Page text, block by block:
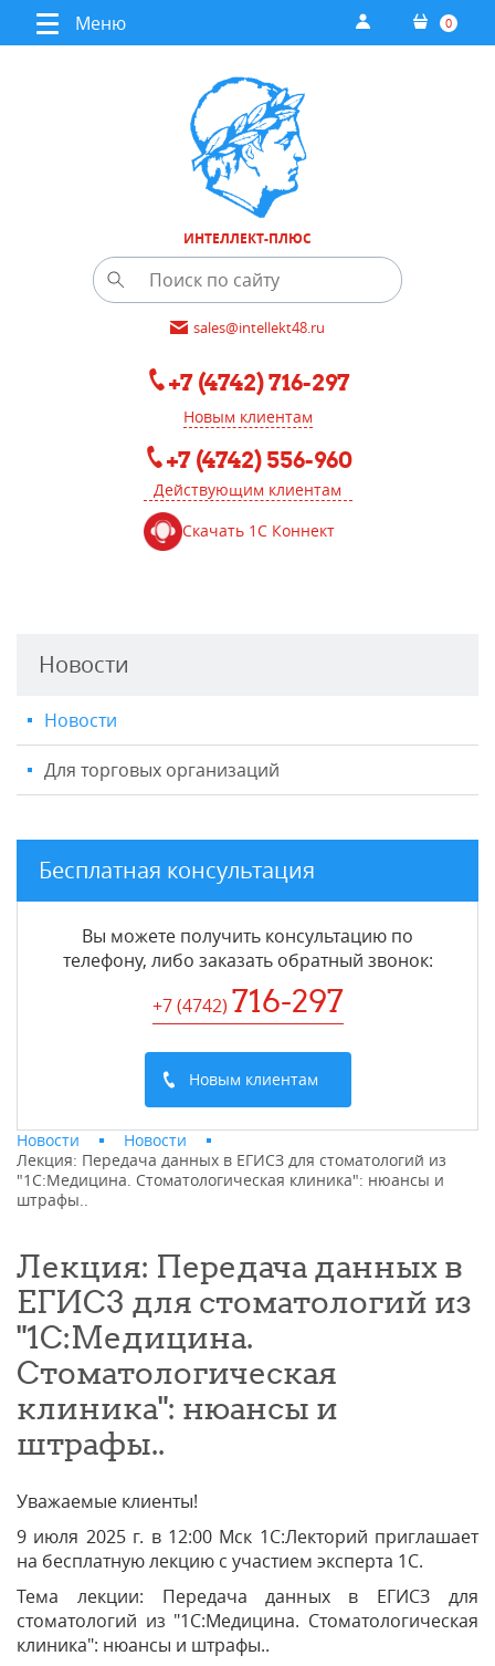
Меню 0
ИНТЕЛЛЕКТ-ПЛЮС
sales@intellekt48.ru
+7 (4742) 716-297
Новым клиентам
+7 (4742) 556-960
Действующим клиентам
Скачать 1С Коннект
Новости
Новости
Для торговых организаций
Бесплатная консультация
Вы можете получить консультацию по
телефону, либо заказать обратный звонок:
+7 (4742) 716-297
Новым клиентам
Новости
Новости
Лекция: Передача данных в ЕГИСЗ для стоматологий из
"1С:Медицина. Стоматологическая клиника": нюансы и
штрафы..
Лекция: Передача данных в
ЕГИСЗ для стоматологий из
"1С:Медицина.
Стоматологическая
клиника": нюансы и
штрафы..
Уважаемые клиенты!
9 июля 2025 г. в 12:00 Мск 1С:Лекторий приглашает
на бесплатную лекцию с участием эксперта 1С.
Тема лекции: Передача данных в ЕГИСЗ для
стоматологий из "1С:Медицина. Стоматологическая
клиника": нюансы и штрафы..